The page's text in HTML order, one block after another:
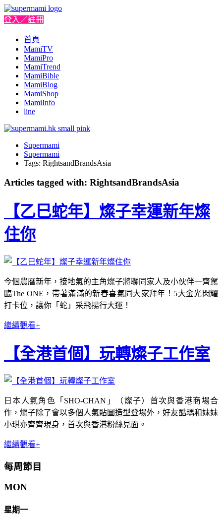
登入／註冊
首頁
MamiTV
MamiPro
MamiTrend
MamiBible
MamiBlog
MamiShop
MamiInfo
line
Supermami
Supermami
Tags: RightsandBrandsAsia
Articles tagged with: RightsandBrandsAsia
【乙巳蛇年】燦子幸運新年燦
住你
今個農曆新年，接地氣的主角燦子將聯同家人及小伙伴一齊駕
臨The ONE，帶著滿滿的新春喜氣同大家拜年！5大金光閃耀
打卡位，讓你「蛇」采飛揚行大運！
繼續觀看+
【全港首個】玩轉燦子工作室
日本人氣角色「SHO-CHAN」（燦子）首次與香港商場合
作，燦子除了會以多個人氣貼圖造型登場外，好友酷瑪和妹妹
小琪亦齊齊現身，首次與香港粉絲見面。
繼續觀看+
每周節目
MON
星期一